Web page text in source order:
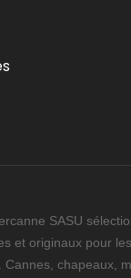
SASU
et originaux pour
Cannes, chapeaux,